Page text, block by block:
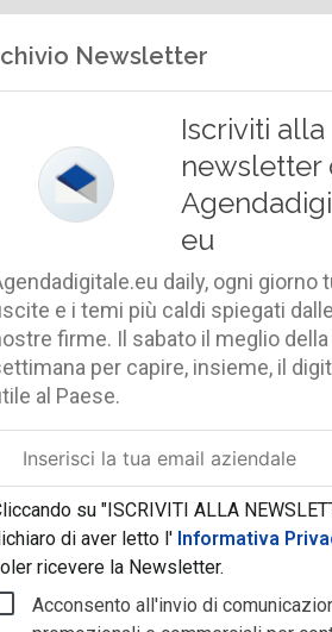
Newsletter
Iscriviti alla
newsletter
eu
daily, ogni giorno
e i temi più caldi spiegati dalle
firme. Il sabato il meglio della
per capire, insieme, il
al Paese.
su "ISCRIVITI ALLA
di aver letto l' Informativa
ricevere la Newsletter.
Acconsento all'invio di